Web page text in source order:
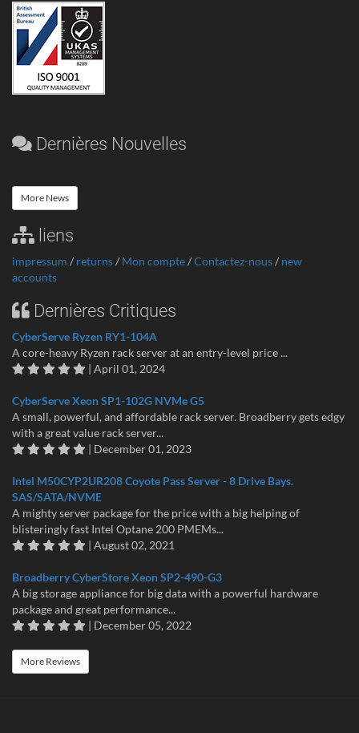
Dernières Nouvelles
More News
liens
impressum / returns/ Mon compte/Contactez-nous/ new
accounts
Dernières Critiques
CyberServe Ryzen RY1-104A
A core-heavy Ryzen rack server at an entry-level price ...
| April 01, 2024
CyberServe Xeon SP1-102G NVMe G5
A small, powerful, and affordable rack server. Broadberry gets edgy
with a great value rack server...
| December 01, 2023
Intel M50CYP2UR208 Coyote Pass Server - 8 Drive Bays.
SAS/SATA/NVME
A mighty server package for the price with a big helping of
blisteringly fast Intel Optane 200 PMEMs...
| August 02, 2021
Broadberry CyberStore Xeon SP2-490-G3
A big storage appliance for big data with a powerful hardware
package and great performance...
| December 05, 2022
More Reviews